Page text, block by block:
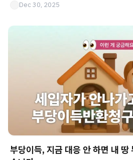
Dec 30, 2025
부당이득, 지금 대응 안 하면 내 땅